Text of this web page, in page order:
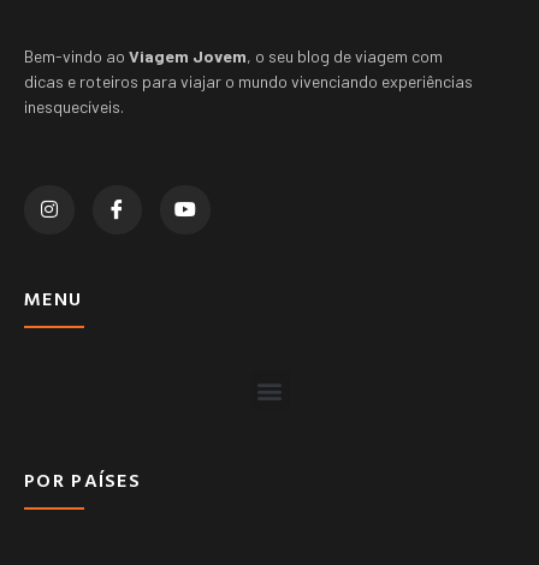
Bem-vindo ao Viagem Jovem, o seu blog de viagem com
dicas e roteiros para viajar o mundo vivenciando experiências
inesquecíveis.
MENU
POR PAÍSES